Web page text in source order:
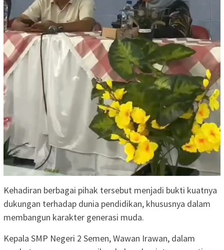
Kehadiran berbagai pihak tersebut menjadi bukti kuatnya
dukungan terhadap dunia pendidikan, khususnya dalam
membangun karakter generasi muda.
Kepala SMP Negeri 2 Semen, Wawan Irawan, dalam